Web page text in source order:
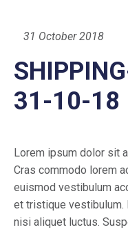
31 October 2018
31-10-18
Lorem ipsum dolor sit
Cras commodo lorem
euismod vestibulum
et tristique vestibulum.
nisi aliquet luctus.